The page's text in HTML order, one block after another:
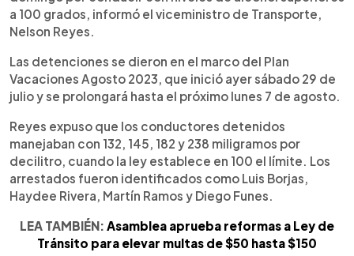
a 100 grados, informó el viceministro de Transporte,
Nelson Reyes.
Las detenciones se dieron en el marco del Plan
Vacaciones Agosto 2023, que inició ayer sábado 29 de
julio y se prolongará hasta el próximo lunes 7 de agosto.
Reyes expuso que los conductores detenidos
manejaban con 132, 145, 182 y 238 miligramos por
decilitro, cuando la ley establece en 100 el límite. Los
arrestados fueron identificados como Luis Borjas,
Haydee Rivera, Martín Ramos y Diego Funes.
LEA TAMBIÉN: Asamblea aprueba reformas a Ley de
Tránsito para elevar multas de $50 hasta $150